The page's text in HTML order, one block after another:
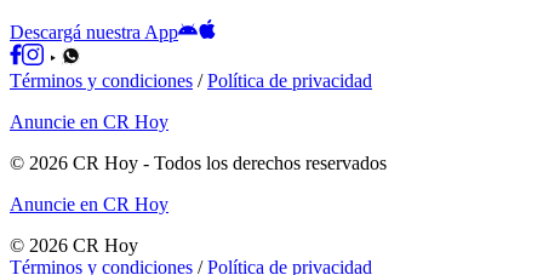
Descargá nuestra App
Términos y condiciones /Política de privacidad
Anuncie en CR Hoy
© 2026 CR Hoy - Todos los derechos reservados
Anuncie en CR Hoy
© 2026 CR Hoy
Términos y condiciones /Política de privacidad